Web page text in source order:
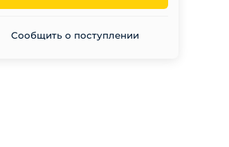
Сообщить о поступлении